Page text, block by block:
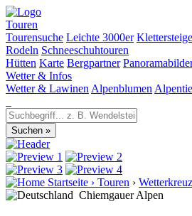
Touren
Tourensuche Leichte 3000er Klettersteige
Rodeln Schneeschuhtouren
Hütten Karte Bergpartner
Wetter & Infos
Wetter & Lawinen Alpenblumen
Startseite › Touren › Wetterkreuz
Chiemgauer Alpen